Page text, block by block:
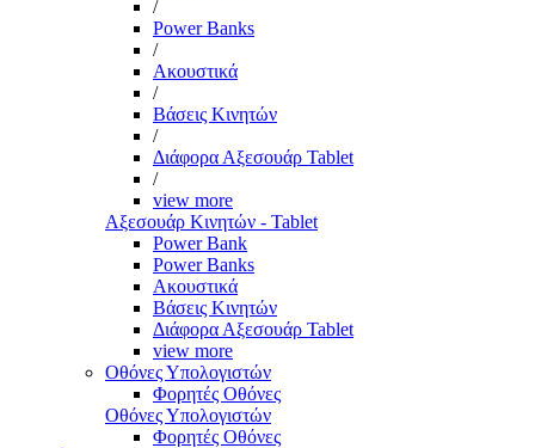
/
Power Banks
/
Ακουστικά
/
Βάσεις Κινητών
/
Διάφορα Αξεσουάρ Tablet
/
view more
Αξεσουάρ Κινητών - Tablet
Power Bank
Power Banks
Ακουστικά
Βάσεις Κινητών
Διάφορα Αξεσουάρ Tablet
view more
Οθόνες Υπολογιστών
Φορητές Οθόνες
Οθόνες Υπολογιστών
Φορητές Οθόνες